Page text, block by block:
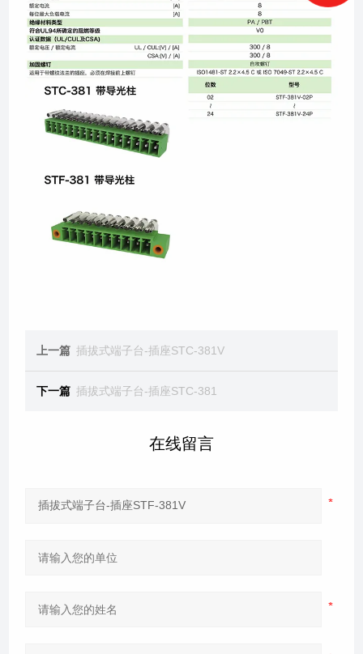
上一篇 插拔式端子台-插座STC-381V
下一篇 插拔式端子台-插座STC-381
在线留言